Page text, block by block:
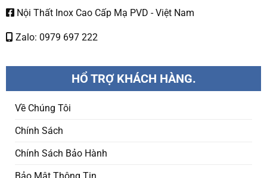
Nội Thất Inox Cao Cấp Mạ PVD - Việt Nam
Zalo: 0979 697 222
HỔ TRỢ KHÁCH HÀNG.
Về Chúng Tôi
Chính Sách
Chính Sách Bảo Hành